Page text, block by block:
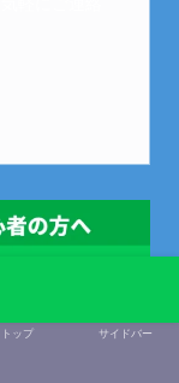
トップ サイドバー